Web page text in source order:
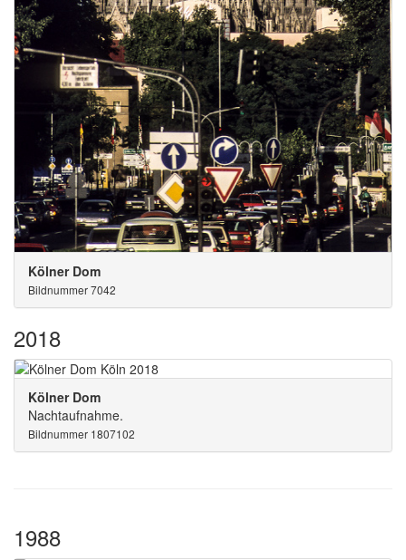
Kölner Dom
Bildnummer 7042
2018
Kölner Dom
Nachtaufnahme.
Bildnummer 1807102
1988